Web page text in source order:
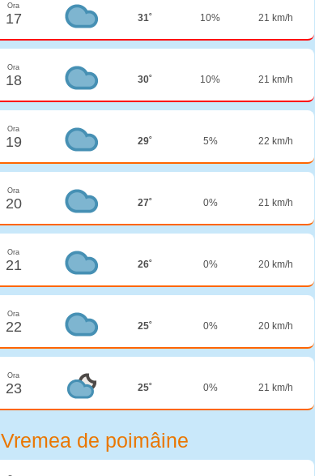
Ora
17 31˚ 10% 21 km/h
Ora
18 30˚ 10% 21 km/h
Ora
19 29˚ 5% 22 km/h
Ora
20 27˚ 0% 21 km/h
Ora
21 26˚ 0% 20 km/h
Ora
22 25˚ 0% 20 km/h
Ora
23 25˚ 0% 21 km/h
Vremea de poimâine